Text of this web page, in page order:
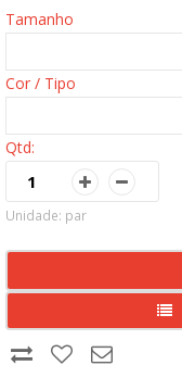
Tamanho
Cor / Tipo
Qtd:
Unidade: par